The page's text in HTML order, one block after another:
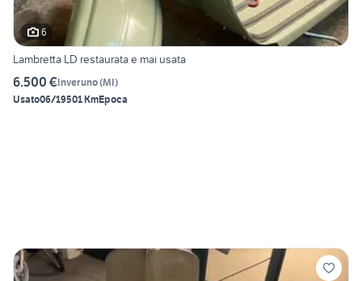
6
Lambretta LD restaurata e mai usata
6.500 €Inveruno(MI)
Usato06/19501 KmEpoca